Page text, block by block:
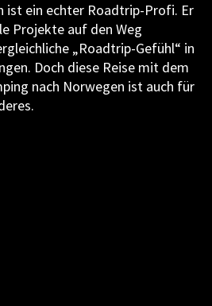
ist ein echter Roadtrip-Profi. Er
Projekte auf den Weg
„Roadtrip-Gefühl“ in
Doch diese Reise mit dem
nach Norwegen ist auch für